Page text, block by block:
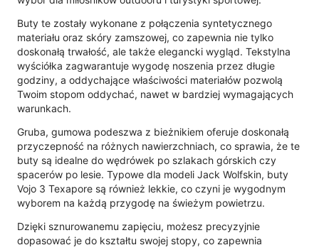
Buty te zostały wykonane z połączenia syntetycznego
materiału oraz skóry zamszowej, co zapewnia nie tylko
doskonałą trwałość, ale także elegancki wygląd. Tekstylna
wyściółka zagwarantuje wygodę noszenia przez długie
godziny, a oddychające właściwości materiałów pozwolą
Twoim stopom oddychać, nawet w bardziej wymagających
warunkach.
Gruba, gumowa podeszwa z bieżnikiem oferuje doskonałą
przyczepność na różnych nawierzchniach, co sprawia, że te
buty są idealne do wędrówek po szlakach górskich czy
spacerów po lesie. Typowe dla modeli Jack Wolfskin, buty
Vojo 3 Texapore są również lekkie, co czyni je wygodnym
wyborem na każdą przygodę na świeżym powietrzu.
Dzięki sznurowanemu zapięciu, możesz precyzyjnie
dopasować je do kształtu swojej stopy, co zapewnia